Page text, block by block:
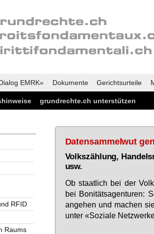
EMRK» Dokumente Gerichtsurteile
grundrechte.ch unterstützen
Datensammelwut
Volkszählung,
usw.
Ob staat­lich bei der
bei Bo­ni­tätsagen­tu­ren:
an­ge­hen und ma­chen
un­ter «So­zia­le
RFID
Raums